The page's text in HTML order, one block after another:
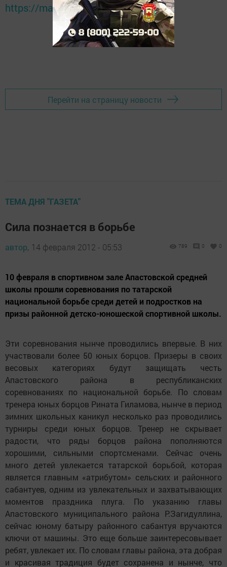
https://max.ru/tatmedia
Перейти на страницу новости
ТЕМА ДНЯ "ГАЗЕТА"
Сила познается в борьбе
автор, 14 февраля 2012 - 05:53 789 0 0
10 февраля в спортивном зале Апастовской средней
школы прошли соревнования по татарской
национальной борьбе среди детей и подростков на
призы районной детско-юношеской спортивной школы.
Эти соревнования нынче проводились впервые. В них
участвовали более 50 юных борцов. Призеры в своих
весовых категориях будут защищать честь
Апастовского района в республиканских
соревнованиях по национальной борьбе. По словам
тренера юных борцов Рината Гиламова, нынче в период
зимних школьных каникул несколько раз проводились
турниры среди юных борцов. Тренер не скрывает
радости, что ряды борцов района по­пол­няются
хорошими, силь­ными спортсменами. Сейчас очень
много детей увлекается татарской борьбой, которая
является главным «атрибутом» сель­ских и районного
сабантуев, одним из увлекательных и захватывающих
моментов праздника плуга. По указанию главы
Апастовского муниципального района Р.Загидуллина,
сейчас юному батыру районного сабантуя вручаются
ключи от машины. Это еще больше заинтересовывает
ребят, увлекает их. По словам главы района, эта добрая
и красивая традиция будет сохранена и нынче, что